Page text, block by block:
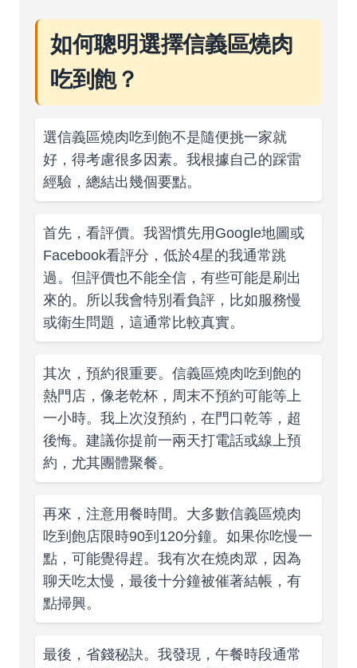
如何聰明選擇信義區燒肉
吃到飽？
選信義區燒肉吃到飽不是隨便挑一家就
好，得考慮很多因素。我根據自己的踩雷
經驗，總結出幾個要點。
首先，看評價。我習慣先用Google地圖或
Facebook看評分，低於4星的我通常跳
過。但評價也不能全信，有些可能是刷出
來的。所以我會特別看負評，比如服務慢
或衛生問題，這通常比較真實。
其次，預約很重要。信義區燒肉吃到飽的
熱門店，像老乾杯，周末不預約可能等上
一小時。我上次沒預約，在門口乾等，超
後悔。建議你提前一兩天打電話或線上預
約，尤其團體聚餐。
再來，注意用餐時間。大多數信義區燒肉
吃到飽店限時90到120分鐘。如果你吃慢一
點，可能覺得趕。我有次在燒肉眾，因為
聊天吃太慢，最後十分鐘被催著結帳，有
點掃興。
最後，省錢秘訣。我發現，午餐時段通常